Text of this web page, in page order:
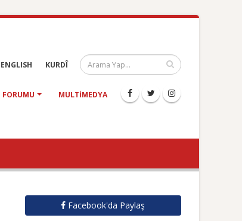
ENGLISH KURDÎ
FORUMU MULTIMEDYA
Facebook'da Paylaş